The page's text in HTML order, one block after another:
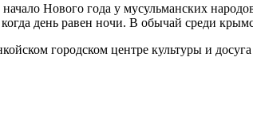
Нового года у мусульманских
когда день равен ночи. В обычай среди
городском центре культуры и